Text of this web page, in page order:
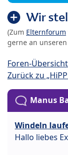
Wir
(Zum Elternforum
gerne an unseren
Foren-Übersicht
Zurück zu
Manus
Windeln
Hallo liebes